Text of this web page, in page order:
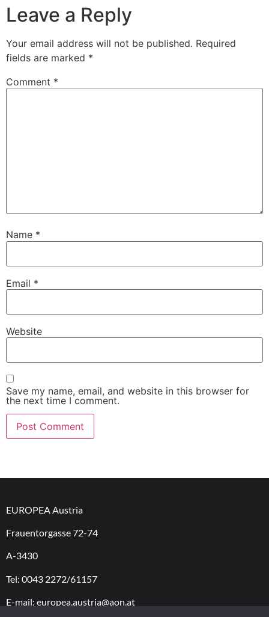
Leave a Reply
Your email address will not be published. Required
fields are marked *
Comment *
Name *
Email *
Website
Save my name, email, and website in this browser for
the next time I comment.
EUROPEA Austria
Frauentorgasse 72-74
A-3430
Tel: 0043 2272/61157
E-mail: europea.austria@aon.at